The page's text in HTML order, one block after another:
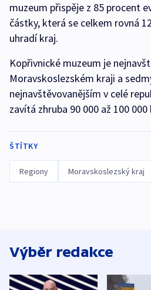
muzeum přispěje z 85 procent
částky, která se celkem rovná
uhradí kraj.
Kopřivnické muzeum je
Moravskoslezském kraji a
nejnavštěvovanějším v celé
zavítá zhruba 90 000 až 100 000
ŠTÍTKY
Regiony Moravskoslezský kraj
Výběr redakce